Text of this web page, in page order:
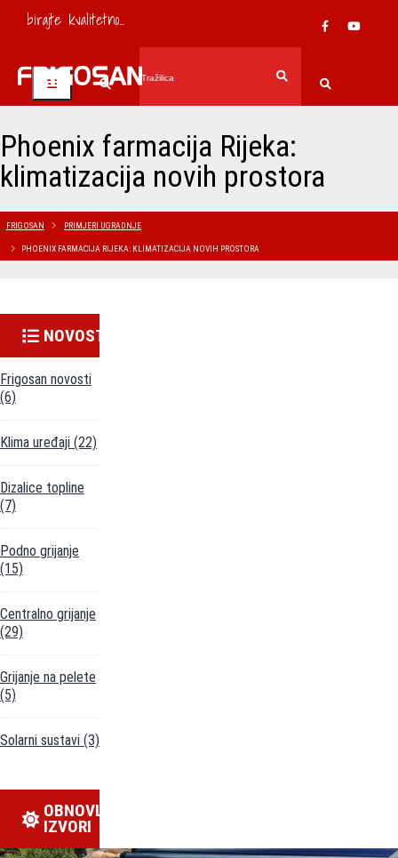
birajte kvalitetno...
Phoenix farmacija Rijeka:
klimatizacija novih prostora
FRIGOSAN PRIMJERI UGRADNJE
PHOENIX FARMACIJA RIJEKA: KLIMATIZACIJA NOVIH PROSTORA
NOVOSTI
Frigosan novosti
(6)
Klima uređaji (22)
Dizalice topline
(7)
Podno grijanje
(15)
Centralno grijanje
(29)
Grijanje na pelete
(5)
Solarni sustavi (3)
OBNOVLJIVI
IZVORI